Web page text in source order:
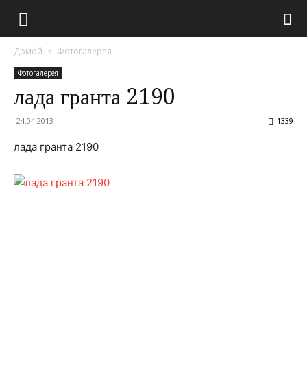
Домой Фотогалерея
Фотогалерея
лада гранта 2190
24.04.2013 1339
лада гранта 2190